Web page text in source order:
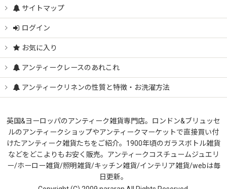
サイトマップ
ログイン
お気に入り
アンティークレースのあれこれ
アンティークリネンの性質と特徴・お洗濯方法
英国&ヨーロッパのアンティーク雑貨専門店。ロンドン&ブリュッセ
ルのアンティークショップやアンティークマーケットで直接買い付
けたアンティーク雑貨たちをご紹介。1900年頃のガラスボトル雑貨
などをどこよりもお安く販売。アンティークコスチュームジュエリ
ー/ホーロー雑貨/照明雑貨/キッチン雑貨/インテリア雑貨/webは毎
日更新。